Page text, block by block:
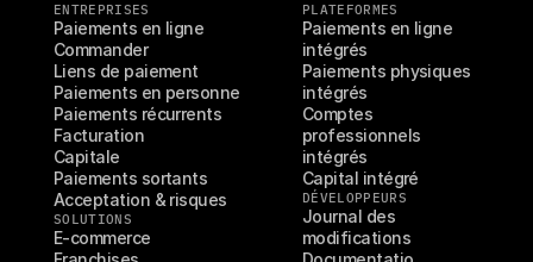
ENTREPRISES
Paiements en ligne
Commander
Liens de paiement
Paiements en personne
Paiements récurrents
Facturation
Capitale
Paiements sortants
Acceptation & risques
SOLUTIONS
E-commerce
PLATEFORMES
Paiements en ligne
intégrés
Paiements physiques
intégrés
Comptes
professionnels
intégrés
Capital intégré
DÉVELOPPEURS
Journal des
modifications